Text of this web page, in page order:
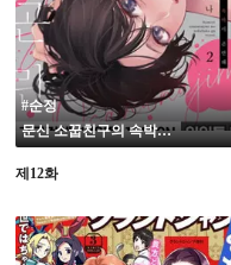
#순정
문신 소꿉친구의 속박이 곤란해
제12화